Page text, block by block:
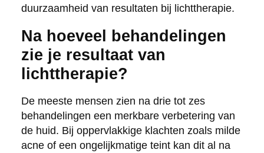
duurzaamheid van resultaten bij lichttherapie.
Na hoeveel behandelingen
zie je resultaat van
lichttherapie?
De meeste mensen zien na drie tot zes
behandelingen een merkbare verbetering van
de huid. Bij oppervlakkige klachten zoals milde
acne of een ongelijkmatige teint kan dit al na